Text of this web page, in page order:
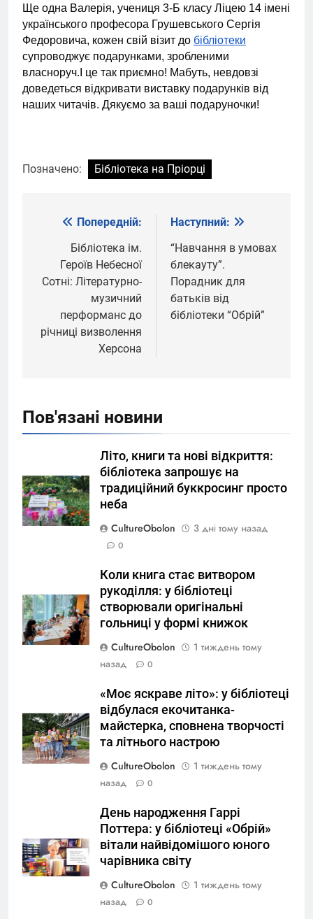
Ще одна Валерія, учениця 3-Б класу Ліцею 14 імені
українського професора Грушевського Сергія
Федоровича, кожен свій візит до бібліотеки
супроводжує подарунками, зробленими
власноруч.І це так приємно! Мабуть, невдовзі
доведеться відкривати виставку подарунків від
наших читачів. Дякуємо за ваші подаруночки!
Позначено: Бібліотека на Пріорці
Навігація
записів
Попередній:
Бібліотека ім.
Героїв Небесної
Сотні: Літературно-
музичний
перформанс до
річниці визволення
Херсона
Наступний:
“Навчання в умовах
блекауту”.
Порадник для
батьків від
бібліотеки “Обрій”
Пов'язані новини
Літо, книги та нові відкриття:
бібліотека запрошує на
традиційний буккросинг просто
неба
CultureObolon
3 дні тому назад
0
Коли книга стає витвором
рукоділля: у бібліотеці
створювали оригінальні
гольниці у формі книжок
CultureObolon
1 тиждень тому
назад
0
«Моє яскраве літо»: у бібліотеці
відбулася екочитанка-
майстерка, сповнена творчості
та літнього настрою
CultureObolon
1 тиждень тому
назад
0
День народження Гаррі
Поттера: у бібліотеці «Обрій»
вітали найвідомішого юного
чарівника світу
CultureObolon
1 тиждень тому
назад
0